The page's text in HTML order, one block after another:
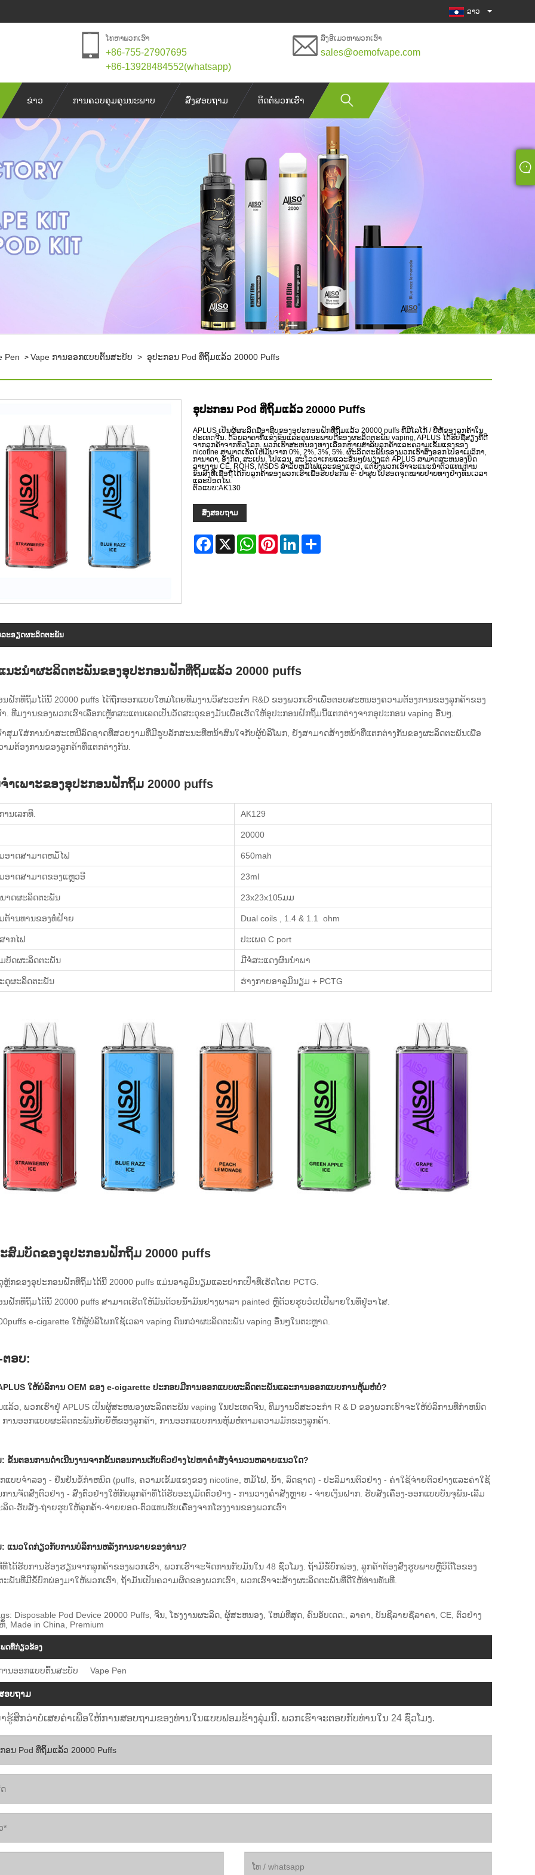
ລາວ
ໂທຫາພວກເຮົາ
+86-755-27907695
+86-13928484552(whatsapp)
ສົ່ງອີເມວຫາພວກເຮົາ
sales@oemofvape.com
ຂ່າວ ການຄວບຄຸມຄຸນນະພາບ ສົ່ງສອບຖາມ ຕິດຕໍ່ພວກເຮົາ
Pen > Vape ການອອກແບບຕົ້ນສະບັບ > ອຸປະກອນ Pod ທີ່ຖິ້ມແລ້ວ 20000 Puffs
ອຸປະກອນ Pod ທີ່ຖິ້ມແລ້ວ 20000 Puffs
APLUS ເປັນຜູ້ຜະລິດມືອາຊີບຂອງອຸປະກອນຝັກທີ່ຖິ້ມແລ້ວ 20000 puffs ທີ່ມີໂລໂກ້ / ຍີ່ຫໍ້ຂອງລູກຄ້າໃນ
ປະເທດຈີນ. ດ້ວຍລາຄາທີ່ແຂ່ງຂັນແລະຄຸນນະພາບດີຂອງຜະລິດຕະພັນ vaping, APLUS ໄດ້ຮັບຊື່ສຽງທີ່ດີ
ຈາກລູກຄ້າຈາກທົ່ວໂລກ. ພວກເຮົາສະຫນອງທາງເລືອກຫຼາຍສໍາລັບລູກຄ້າແລະຄວາມເຂັ້ມແຂງຂອງ
nicotine ສາມາດເຮັດໃຫ້ມັນຈາກ 0%, 2%, 3%, 5%. ຜະລິດຕະພັນຂອງພວກເຮົາສົ່ງອອກໄປອາເມລິກາ,
ການາດາ, ອັງກິດ, ສະເປນ, ໂປແລນ, ສະໂລວາເກຍແລະອື່ນໆບໍ່ພຽງແຕ່ APLUS ສາມາດສະຫນອງບົດ
ລາຍງານ CE, ROHS, MSDS ສໍາລັບຫມໍ້ໄຟແລະຂອງແຫຼວ, ແຕ່ຍັງພວກເຮົາຈະແນະນໍາຕົວແທນການ
ຂົນສົ່ງທີ່ເຊື່ອຖືໄດ້ກັບລູກຄ້າຂອງພວກເຮົາເພື່ອຮັບປະກັນ e- ຢາສູບໄປຮອດຈຸດໝາຍປາຍທາງຢ່າງທັນເວລາ
ແລະປອດໄພ.
ຕົວແບບ:AK130
ສົ່ງສອບຖາມ
Facebook WhatsAppPinterestLinkedIn
ລະ​ອຽດ​ຜະ​ລິດ​ຕະ​ພັນ
ນະນໍາຜະລິດຕະພັນຂອງອຸປະກອນຝັກທີ່ຖິ້ມແລ້ວ 20000 puffs
ນຝັກທີ່ຖິ້ມໄດ້ນີ້ 20000 puffs ໄດ້ຖືກອອກແບບໃຫມ່ໂດຍທີມງານວິສະວະກໍາ R&D ຂອງພວກເຮົາເພື່ອຕອບສະຫນອງຄວາມຕ້ອງການຂອງລູກຄ້າຂອງ
. ທີມງານຂອງພວກເຮົາເລືອກເຫຼັກສະແຕນເລດເປັນວັດສະດຸຂອງມັນເພື່ອເຮັດໃຫ້ອຸປະກອນຝັກຖິ້ມນີ້ແຕກຕ່າງຈາກອຸປະກອນ vaping ອື່ນໆ.
າສຸມໃສ່ການນໍາສະເຫນີລົດຊາດທີ່ສວຍງາມທີ່ມີຮູບລັກສະນະທີ່ຫນ້າສົນໃຈກັບຜູ້ບໍລິໂພກ, ຍັງສາມາດສ້າງຫນ້າທີ່ແຕກຕ່າງກັນຂອງຜະລິດຕະພັນເພື່ອ
າມຕ້ອງການຂອງລູກຄ້າທີ່ແຕກຕ່າງກັນ.
າເພາະຂອງອຸປະກອນຝັກຖິ້ມ 20000 puffs
ານເລກທີ. AK129
20000
ອາດສາມາດຫມໍ້ໄຟ 650mah
ອາດສາມາດຂອງແຫຼວອີ 23ml
າດຜະລິດຕະພັນ 23x23x105ມມ
ຕ້ານທານຂອງທໍ່ຝ້າຍ Dual coils , 1.4 & 1.1 ohm
າກໄຟ ປະເພດ C port
ບັດຜະລິດຕະພັນ ມີຈໍສະແດງຜົນນໍາພາ
ດຸຜະລິດຕະພັນ ຮ່າງກາຍອາລູມິນຽມ + PCTG
ສົມບັດຂອງອຸປະກອນຝັກຖິ້ມ 20000 puffs
ຫຼັກຂອງອຸປະກອນຝັກທີ່ຖິ້ມໄດ້ນີ້ 20000 puffs ແມ່ນອາລູມິນຽມແລະປາກເປົ່າທີ່ເຮັດໂດຍ PCTG.
ນຝັກທີ່ຖິ້ມໄດ້ນີ້ 20000 puffs ສາມາດເຮັດໃຫ້ມັນດ້ວຍນ້ໍາມັນຢາງພາລາ painted ຫຼືດ້ວຍຮູບວໍເປເປີພາຍໃນທີ່ຢູ່ອາໄສ.
e-cigarette ໃຫ້ຜູ້ບໍລິໂພກໃຊ້ເວລາ vaping ດົນກວ່າຜະລິດຕະພັນ vaping ອື່ນໆໃນຕະຫຼາດ.
ຕອບ:
ໃຫ້ບໍລິການ OEM ຂອງ e-cigarette ປະກອບມີການອອກແບບຜະລິດຕະພັນແລະການອອກແບບການຫຸ້ມຫໍ່ບໍ?
ແລ້ວ, ພວກເຮົາຢູ່ APLUS ເປັນຜູ້ສະຫນອງຜະລິດຕະພັນ vaping ໃນປະເທດຈີນ, ທີມງານວິສະວະກໍາ R & D ຂອງພວກເຮົາຈະໃຫ້ບໍລິການທີ່ກໍາຫນົດ
ການອອກແບບຜະລິດຕະພັນກັບຍີ່ຫໍ້ຂອງລູກຄ້າ, ການອອກແບບການຫຸ້ມຫໍ່ຕາມຄວາມມັກຂອງລູກຄ້າ.
: ຂັ້ນຕອນການດໍາເນີນງານຈາກຂັ້ນຕອນການເກັບຕົວຢ່າງໄປຫາຄໍາສັ່ງຈໍານວນຫລາຍແນວໃດ?
ກແບບຈໍາລອງ - ຢືນຢັນຂໍ້ກໍາຫນົດ (puffs, ຄວາມເຂັ້ມແຂງຂອງ nicotine, ຫມໍ້ໄຟ, ນ້ໍາ, ລົດຊາດ) - ປະລິມານຕົວຢ່າງ - ຄ່າໃຊ້ຈ່າຍຕົວຢ່າງແລະຄ່າໃຊ້
ການຈັດສົ່ງຕົວຢ່າງ - ສົ່ງຕົວຢ່າງໃຫ້ກັບລູກຄ້າທີ່ໄດ້ຮັບອະນຸມັດຕົວຢ່າງ - ການວາງຄໍາສັ່ງຫຼາຍ - ຈ່າຍເງິນຝາກ. ຮັບສັ່ງເຄື່ອງ-ອອກແບບບັນຈຸພັນ-ເລີ່ມ
ລິດ-ຮັບສັ່ງ-ຖ່າຍຮູບໃຫ້ລູກຄ້າ-ຈ່າຍຍອດ-ຕົວແທນຮັບເຄື່ອງຈາກໂຮງງານຂອງພວກເຮົາ
: ແນວໃດກ່ຽວກັບການບໍລິການຫລັງການຂາຍຂອງທ່ານ?
ທີ່ໄດ້ຮັບການຮ້ອງຮຽນຈາກລູກຄ້າຂອງພວກເຮົາ, ພວກເຮົາຈະຈັດການກັບມັນໃນ 48 ຊົ່ວໂມງ. ຖ້າມີຂໍ້ບົກພ່ອງ, ລູກຄ້າຕ້ອງສົ່ງຮູບພາບຫຼືວິດີໂອຂອງ
ະພັນທີ່ມີຂໍ້ບົກພ່ອງມາໃຫ້ພວກເຮົາ, ຖ້າມັນເປັນຄວາມຜິດຂອງພວກເຮົາ, ພວກເຮົາຈະສ້າງຜະລິດຕະພັນທີ່ດີໃຫ້ທ່ານທັນທີ.
Disposable Pod Device 20000 Puffs, ຈີນ, ໂຮງງານຜະລິດ, ຜູ້ສະຫນອງ, ໃຫມ່ທີ່ສຸດ, ຄົນອັບເດດ:, ລາຄາ, ບັນຊີລາຍຊື່ລາຄາ, CE, ຕົວຢ່າງ
Made in China, Premium
ພດທີ່ກ່ຽວຂ້ອງ
ານອອກແບບຕົ້ນສະບັບ Vape Pen
ອບຖາມ
ຮູ້ສຶກວ່າບໍ່ເສຍຄ່າເພື່ອໃຫ້ການສອບຖາມຂອງທ່ານໃນແບບຟອມຂ້າງລຸ່ມນີ້. ພວກເຮົາຈະຕອບກັບທ່ານໃນ 24 ຊົ່ວໂມງ.